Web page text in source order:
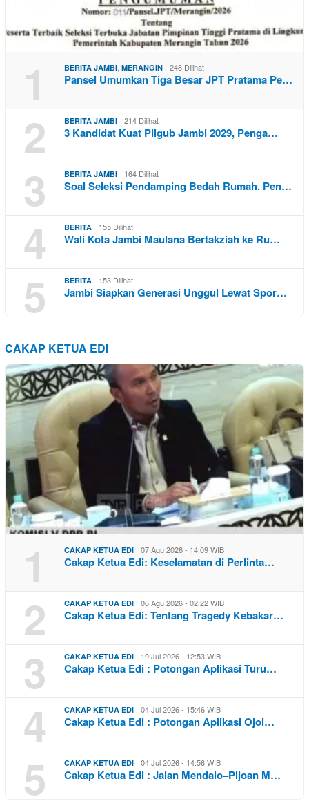
1 BERITA JAMBI MERANGIN 248 Dilihat
Pansel Umumkan Tiga Besar JPT Pratama Pe…
2 BERITA JAMBI 214 Dilihat
3 Kandidat Kuat Pilgub Jambi 2029, Penga…
3 BERITA JAMBI 164 Dilihat
Soal Seleksi Pendamping Bedah Rumah. Pen…
4 BERITA 155 Dilihat
Wali Kota Jambi Maulana Bertakziah ke Ru…
5 BERITA 153 Dilihat
Jambi Siapkan Generasi Unggul Lewat Spor…
CAKAP KETUA EDI
1 CAKAP KETUA EDI 07 Agu 2026 - 14:09 WIB
Cakap Ketua Edi: Keselamatan di Perlinta…
2 CAKAP KETUA EDI 06 Agu 2026 - 02:22 WIB
Cakap Ketua Edi: Tentang Tragedy Kebakar…
3 CAKAP KETUA EDI 19 Jul 2026 - 12:53 WIB
Cakap Ketua Edi : Potongan Aplikasi Turu…
4 CAKAP KETUA EDI 04 Jul 2026 - 15:46 WIB
Cakap Ketua Edi : Potongan Aplikasi Ojol…
5 CAKAP KETUA EDI 04 Jul 2026 - 14:56 WIB
Cakap Ketua Edi : Jalan Mendalo–Pijoan M…